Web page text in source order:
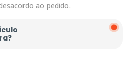
ao pedido.